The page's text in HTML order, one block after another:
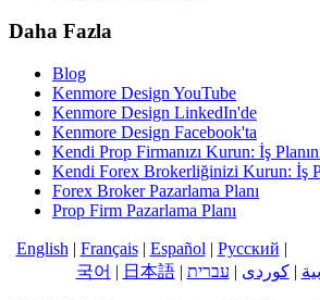
Daha Fazla
Blog
Kenmore Design YouTube
Kenmore Design LinkedIn'de
Kenmore Design Facebook'ta
Kendi Prop Firmanızı Kurun: İş
Kendi Forex Brokerliğinizi Kurun: İş
Forex Broker Pazarlama Planı
Prop Firm Pazarlama Planı
English | Français| Español | Русский |
국어 | 日本語| עברית | کوردی|